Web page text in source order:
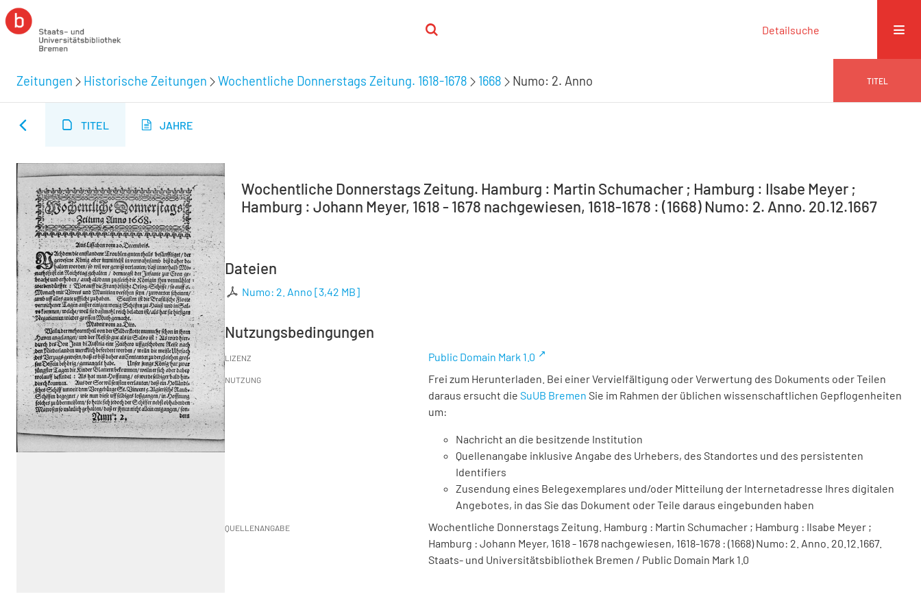
Detailsuche
Zeitungen Historische Zeitungen Wochentliche Donnerstags Zeitung. 1618-1678 1668 Numo: 2. Anno TITEL
TITEL JAHRE
Wochentliche Donnerstags Zeitung. Hamburg : Martin Schumacher ; Hamburg : Ilsabe Meyer ;
Hamburg : Johann Meyer, 1618 - 1678 nachgewiesen, 1618-1678 : (1668) Numo: 2. Anno. 20.12.1667
Dateien
Numo: 2. Anno [3,42 MB]
Nutzungsbedingungen
LIZENZ Public Domain Mark 1.0
NUTZUNG
Frei zum Herunterladen. Bei einer Vervielfältigung oder Verwertung des Dokuments oder Teilen
daraus ersucht die SuUB Bremen Sie im Rahmen der üblichen wissenschaftlichen Gepflogenheiten
um:
Nachricht an die besitzende Institution
Quellenangabe inklusive Angabe des Urhebers, des Standortes und des persistenten
Identifiers
Zusendung eines Belegexemplares und/oder Mitteilung der Internetadresse Ihres digitalen
Angebotes, in das Sie das Dokument oder Teile daraus eingebunden haben
QUELLENANGABE
Wochentliche Donnerstags Zeitung. Hamburg : Martin Schumacher ; Hamburg : Ilsabe Meyer ;
Hamburg : Johann Meyer, 1618 - 1678 nachgewiesen, 1618-1678 : (1668) Numo: 2. Anno. 20.12.1667.
Staats- und Universitätsbibliothek Bremen / Public Domain Mark 1.0